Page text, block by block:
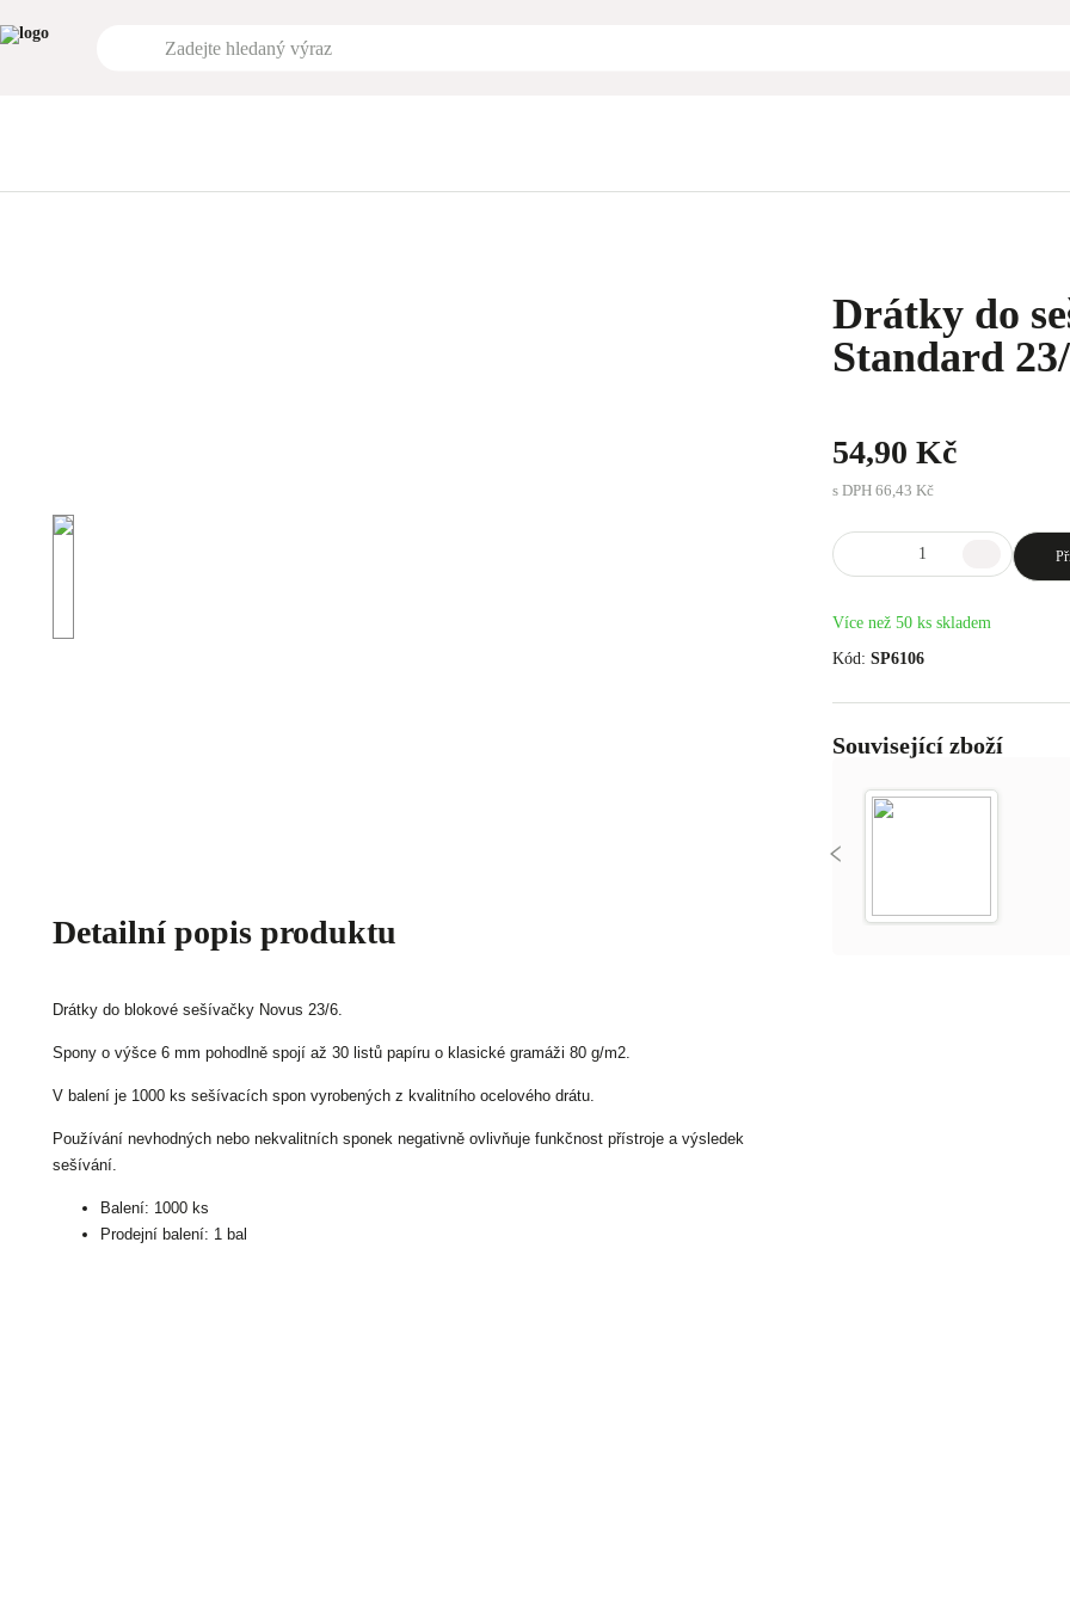
Detailní popis produktu
Drátky do blokové sešívačky Novus 23/6.
Spony o výšce 6 mm pohodlně spojí až 30 listů papíru o klasické gramáži 80 g/m2.
V balení je 1000 ks sešívacích spon vyrobených z kvalitního ocelového drátu.
Používání nevhodných nebo nekvalitních sponek negativně ovlivňuje funkčnost přístroje a výsledek
sešívání.
Balení: 1000 ks
Prodejní balení: 1 bal
Drátky do
Standard
54,90 Kč
s DPH 66,43 Kč
Více než 50 ks skladem
Kód: SP6106
Související zboží